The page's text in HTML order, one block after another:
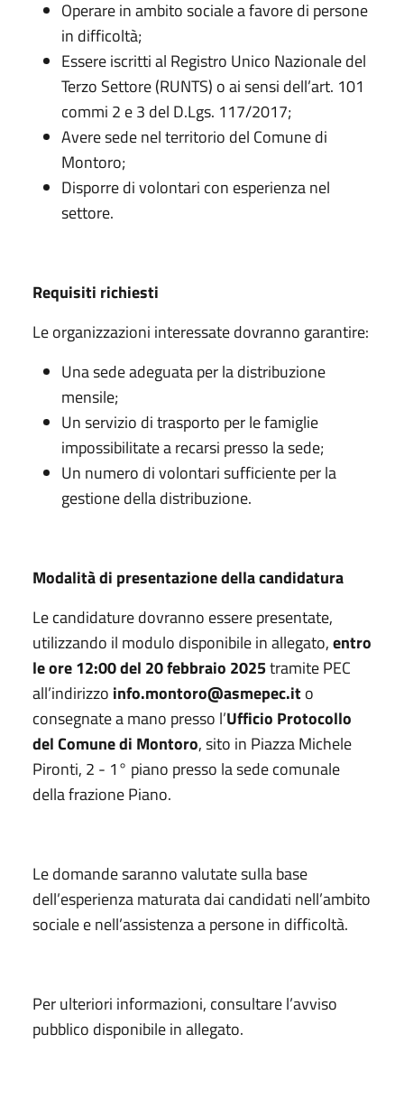
Operare in ambito sociale a favore di persone
in difficoltà;
Essere iscritti al Registro Unico Nazionale del
Terzo Settore (RUNTS) o ai sensi dell’art. 101
commi 2 e 3 del D.Lgs. 117/2017;
Avere sede nel territorio del Comune di
Montoro;
Disporre di volontari con esperienza nel
settore.
Requisiti richiesti
Le organizzazioni interessate dovranno garantire:
Una sede adeguata per la distribuzione
mensile;
Un servizio di trasporto per le famiglie
impossibilitate a recarsi presso la sede;
Un numero di volontari sufficiente per la
gestione della distribuzione.
Modalità di presentazione della candidatura
Le candidature dovranno essere presentate,
utilizzando il modulo disponibile in allegato,entro
le ore 12:00 del 20 febbraio 2025tramite PEC
all’indirizzo info.montoro@asmepec.ito
consegnate a mano presso l’Ufficio Protocollo
del Comune di Montoro, sito in Piazza Michele
Pironti, 2 - 1° piano presso la sede comunale
della frazione Piano.
Le domande saranno valutate sulla base
dell’esperienza maturata dai candidati nell’ambito
sociale e nell’assistenza a persone in difficoltà.
Per ulteriori informazioni, consultare l’avviso
pubblico disponibile in allegato.